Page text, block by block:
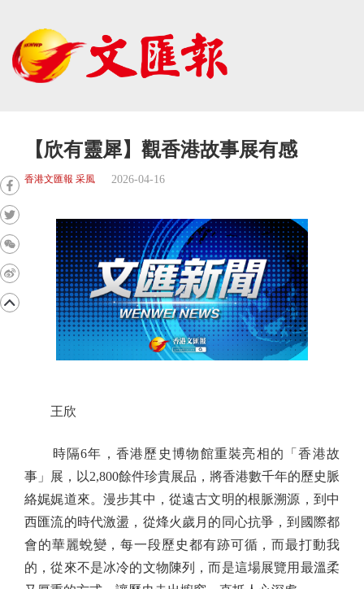
【欣有靈犀】觀香港故事展有感
香港文匯報 采風 2026-04-16
王欣
時隔6年，香港歷史博物館重裝亮相的「香港故
事」展，以2,800餘件珍貴展品，將香港數千年的歷史脈
絡娓娓道來。漫步其中，從遠古文明的根脈溯源，到中
西匯流的時代激盪，從烽火歲月的同心抗爭，到國際都
會的華麗蛻變，每一段歷史都有跡可循，而最打動我
的，從來不是冰冷的文物陳列，而是這場展覽用最溫柔